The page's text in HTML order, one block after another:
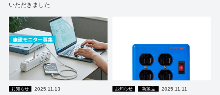
いただきました
お知らせ 2025.11.13 お知らせ 新製品 2025.11.11